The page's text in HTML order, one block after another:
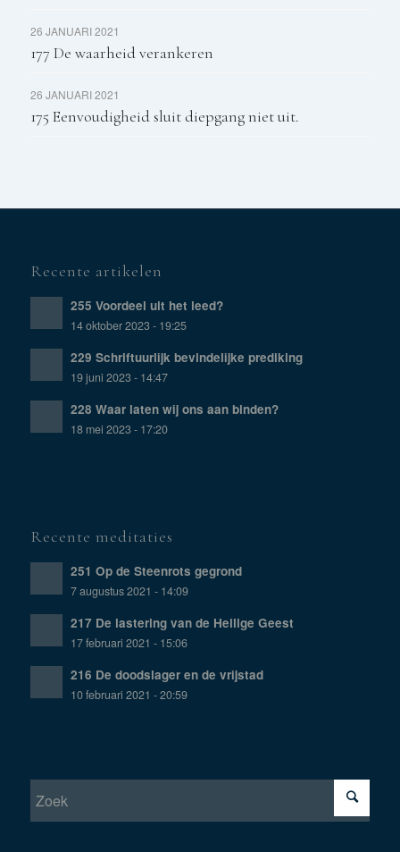
26 JANUARI 2021
177 De waarheid verankeren
26 JANUARI 2021
175 Eenvoudigheid sluit diepgang niet uit.
Recente artikelen
255 Voordeel uit het leed?
14 oktober 2023 - 19:25
229 Schriftuurlijk bevindelijke prediking
19 juni 2023 - 14:47
228 Waar laten wij ons aan binden?
18 mei 2023 - 17:20
Recente meditaties
251 Op de Steenrots gegrond
7 augustus 2021 - 14:09
217 De lastering van de Heilige Geest
17 februari 2021 - 15:06
216 De doodslager en de vrijstad
10 februari 2021 - 20:59